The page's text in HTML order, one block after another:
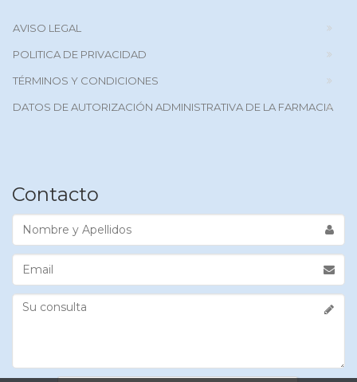
AVISO LEGAL
POLITICA DE PRIVACIDAD
TÉRMINOS Y CONDICIONES
DATOS DE AUTORIZACIÓN ADMINISTRATIVA DE LA FARMACIA
Contacto
Nombre
Apellidos
Email
Su